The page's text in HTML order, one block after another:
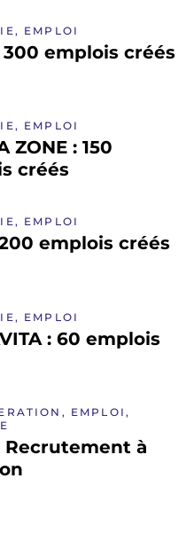
EMPLOI
300 emplois créés
EMPLOI
ZONE : 150
créés
EMPLOI
200 emplois créés
EMPLOI
: 60 emplois
EMPLOI,
Recrutement à